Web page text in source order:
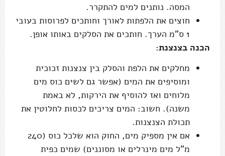
המסה. נותנים למים להתקרר.
חוצים את הלפתות לאורך וחותכים לפרוסות בעובי
1 ס"מ הערך. חותכים את הסלקים באותו אופן.
הכנה בצנצנת:
מחלקים את הלפת והסלק בין צנצנות זכוכית
ומוסיפים את המים (אפשר גם לשים כוס מים
מלוחים ואז להוסיף את הירקות, לא באמת
משנה). חשוב: המים צריכים לכסות לחלוטין את
תכולת הצנצנות.
אם אין מספיק מים, החוק הוא שלכל כוס (240
מ"ל מים מינרלים או מסוננים) שמים כפית